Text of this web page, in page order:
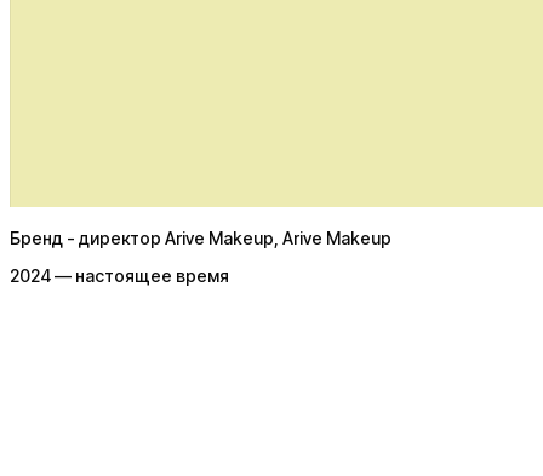
Бренд - директор Arive Makeup , Arive Makeup
2024 — настоящее время